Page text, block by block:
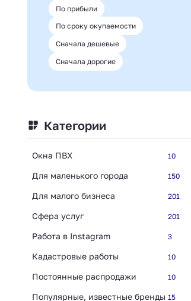
По прибыли
По сроку окупаемости
Сначала дешевые
Сначала дорогие
Категории
Окна ПВХ 10
Для маленького города 150
Для малого бизнеса 201
Сфера услуг 201
Работа в Instagram 3
Кадастровые работы 10
Постоянные распродажи 10
Популярные, известные бренды 15